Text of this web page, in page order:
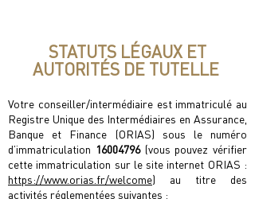
STATUTS LÉGAUX ET
AUTORITÉS DE TUTELLE
Votre conseiller/intermédiaire est immatriculé au
Registre Unique des Intermédiaires en Assurance,
Banque et Finance (ORIAS) sous le numéro
d’immatriculation 16004796(vous pouvez vériﬁer
cette immatriculation sur le site internet ORIAS :
https://www.orias.fr/welcome) au titre des
activités réglementées suivantes :